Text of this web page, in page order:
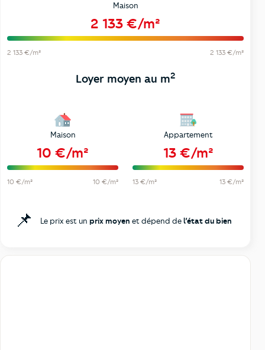
Maison
2 133 €/m²
2 133 €/m² 2 133 €/m²
Loyer moyen au m2
Maison
10 €/m²
10 €/m² 10 €/m²
Appartement
13 €/m²
13 €/m² 13 €/m²
📌 Le prix est un prix moyen et dépend del’état du bien